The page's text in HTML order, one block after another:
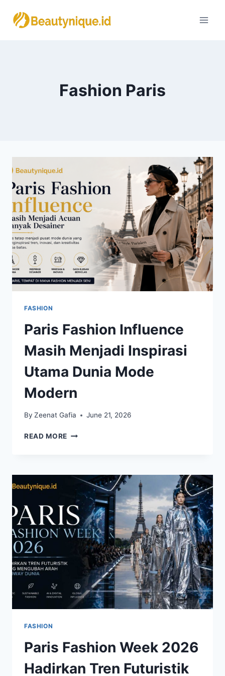
Fashion Paris
FASHION
Paris Fashion Influence
Masih Menjadi Inspirasi
Utama Dunia Mode
Modern
By Zeenat Gafia June 21, 2026
READ MORE PARIS
MENJADI
INSPIRASI
UTAMA
DUNIA
MODE
MODERN
FASHION
Paris Fashion Week 2026
Hadirkan Tren Futuristik